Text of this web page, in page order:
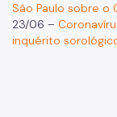
São Paulo sobre o
23/06 –
inquérito